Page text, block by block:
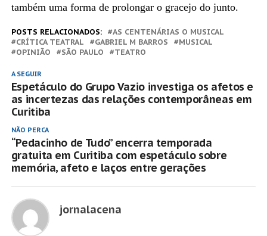
também uma forma de prolongar o gracejo do junto.
POSTS RELACIONADOS:
AS CENTENÁRIAS O MUSICAL
CRÍTICA TEATRAL
GABRIEL M BARROS
MUSICAL
OPINIÃO
SÃO PAULO TEATRO
A SEGUIR
Espetáculo do Grupo Vazio investiga os afetos e
as incertezas das relações contemporâneas em
Curitiba
NÃO PERCA
“Pedacinho de Tudo” encerra temporada
gratuita em Curitiba com espetáculo sobre
memória, afeto e laços entre gerações
jornalacena